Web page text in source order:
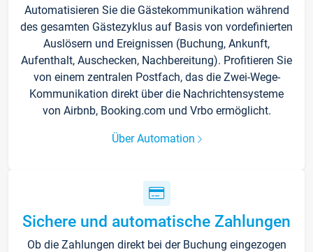
Automatisieren Sie die Gästekommunikation während
des gesamten Gästezyklus auf Basis von vordefinierten
Auslösern und Ereignissen (Buchung, Ankunft,
Aufenthalt, Auschecken, Nachbereitung). Profitieren Sie
von einem zentralen Postfach, das die Zwei-Wege-
Kommunikation direkt über die Nachrichtensysteme
von Airbnb, Booking.com und Vrbo ermöglicht.
Über Automation
Sichere und automatische Zahlungen
Ob die Zahlungen direkt bei der Buchung eingezogen